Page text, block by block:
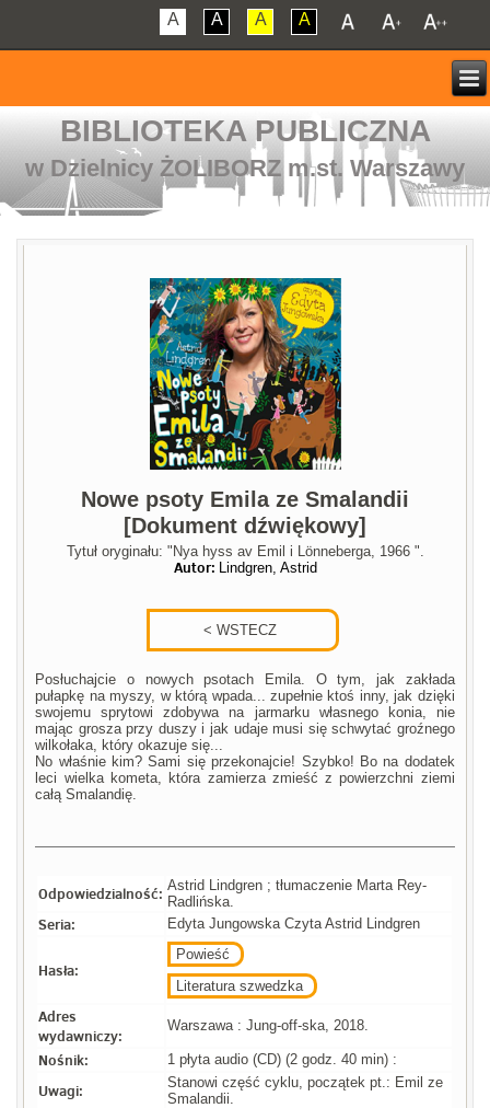
A A A A
BIBLIOTEKA PUBLICZNA
w Dzielnicy ŻOLIBORZ m.st. Warszawy
Nowe psoty Emila ze Smalandii
[Dokument dźwiękowy]
Tytuł oryginału: "Nya hyss av Emil i Lönneberga, 1966 ".
Autor: Lindgren, Astrid
Posłuchajcie o nowych psotach Emila. O tym, jak zakłada
pułapkę na myszy, w którą wpada... zupełnie ktoś inny, jak dzięki
swojemu sprytowi zdobywa na jarmarku własnego konia, nie
mając grosza przy duszy i jak udaje musi się schwytać groźnego
wilkołaka, który okazuje się...
No właśnie kim? Sami się przekonajcie! Szybko! Bo na dodatek
leci wielka kometa, która zamierza zmieść z powierzchni ziemi
całą Smalandię.
Odpowiedzialność: Astrid Lindgren ; tłumaczenie Marta Rey-
Radlińska.
Seria: Edyta Jungowska Czyta Astrid Lindgren
Hasła:
Powieść
Literatura szwedzka
Adres
wydawniczy:
Warszawa : Jung-off-ska, 2018.
Nośnik: 1 płyta audio (CD) (2 godz. 40 min) :
Uwagi:
Stanowi część cyklu, początek pt.: Emil ze
Smalandii.